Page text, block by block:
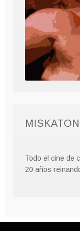
Todo el cine de
20 años